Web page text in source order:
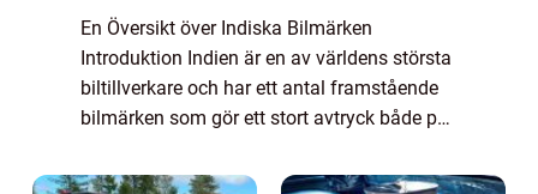
En Översikt över Indiska Bilmärken
Introduktion Indien är en av världens största
biltillverkare och har ett antal framstående
bilmärken som gör ett stort avtryck både på
marknaden. Indiska bilmärken har haft en